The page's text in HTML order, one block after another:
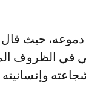
الظروف